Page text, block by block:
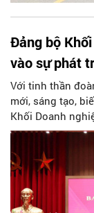
Đảng bộ
vào sự phát
Với tinh thần
mới, sáng tạo,
Khối Doanh
chính trị năm